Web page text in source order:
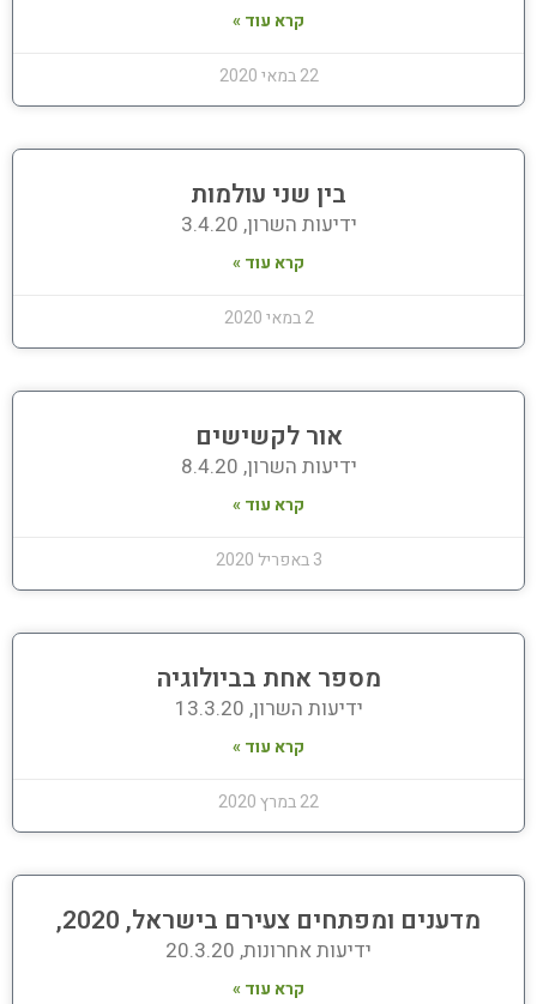
קרא עוד »
22 במאי 2020
בין שני עולמות
ידיעות השרון, 3.4.20
קרא עוד »
2 במאי 2020
אור לקשישים
ידיעות השרון, 8.4.20
קרא עוד »
3 באפריל 2020
מספר אחת בביולוגיה
ידיעות השרון, 13.3.20
קרא עוד »
22 במרץ 2020
מדענים ומפתחים צעירם בישראל, 2020,
ידיעות אחרונות, 20.3.20
קרא עוד »